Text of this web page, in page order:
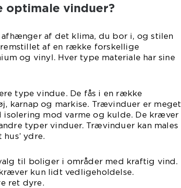
optimale vinduer?
af det klima, du bor i, og stilen
af en række forskellige
og vinyl. Hver type materiale har sine
type vindue. De fås i en række
karnap og markise. Trævinduer er meget
mod varme og kulde. De kræver
typer vinduer. Trævinduer kan males
ydre.
til boliger i områder med kraftig vind.
kun lidt vedligeholdelse.
ret dyre.